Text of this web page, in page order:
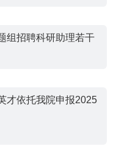
组招聘科研助理若干
才依托我院申报2025